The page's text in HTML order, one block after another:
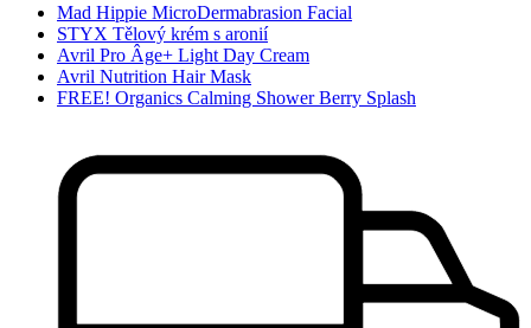
Mad Hippie MicroDermabrasion Facial
STYX Tělový krém s aronií
Avril Pro Âge+ Light Day Cream
Avril Nutrition Hair Mask
FREE! Organics Calming Shower Berry Splash